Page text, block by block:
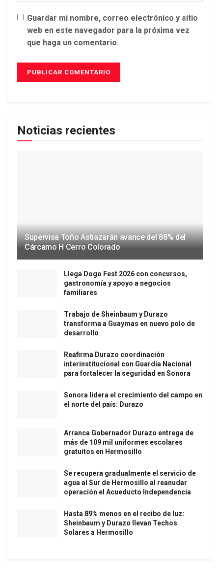
Guardar mi nombre, correo electrónico y sitio
web en este navegador para la próxima vez
que haga un comentario.
Noticias recientes
Supervisa Toño Astiazarán avance del 88% del
Cárcamo H Cerro Colorado
Llega Dogo Fest 2026 con concursos,
gastronomía y apoyo a negocios
familiares
Trabajo de Sheinbaum y Durazo
transforma a Guaymas en nuevo polo de
desarrollo
Reafirma Durazo coordinación
interinstitucional con Guardia Nacional
para fortalecer la seguridad en Sonora
Sonora lidera el crecimiento del campo en
el norte del país: Durazo
Arranca Gobernador Durazo entrega de
más de 109 mil uniformes escolares
gratuitos en Hermosillo
Se recupera gradualmente el servicio de
agua al Sur de Hermosillo al reanudar
operación el Acueducto Independencia
Hasta 89% menos en el recibo de luz:
Sheinbaum y Durazo llevan Techos
Solares a Hermosillo